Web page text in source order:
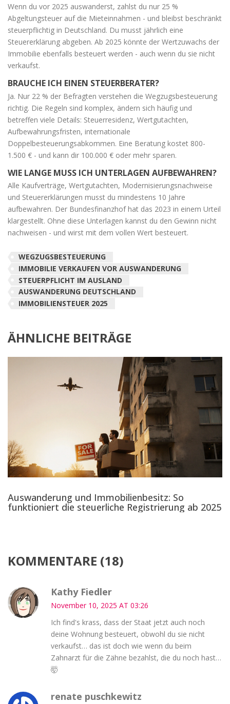
Wenn du vor 2025 auswanderst, zahlst du nur 25 %
Abgeltungsteuer auf die Mieteinnahmen - und bleibst beschränkt
steuerpflichtig in Deutschland. Du musst jährlich eine
Steuererklärung abgeben. Ab 2025 könnte der Wertzuwachs der
Immobilie ebenfalls besteuert werden - auch wenn du sie nicht
verkaufst.
BRAUCHE ICH EINEN STEUERBERATER?
Ja. Nur 22 % der Befragten verstehen die Wegzugsbesteuerung
richtig. Die Regeln sind komplex, ändern sich häufig und
betreffen viele Details: Steuerresidenz, Wertgutachten,
Aufbewahrungsfristen, internationale
Doppelbesteuerungsabkommen. Eine Beratung kostet 800-
1.500 € - und kann dir 100.000 € oder mehr sparen.
WIE LANGE MUSS ICH UNTERLAGEN AUFBEWAHREN?
Alle Kaufverträge, Wertgutachten, Modernisierungsnachweise
und Steuererklärungen musst du mindestens 10 Jahre
aufbewahren. Der Bundesfinanzhof hat das 2023 in einem Urteil
klargestellt. Ohne diese Unterlagen kannst du den Gewinn nicht
nachweisen - und wirst mit dem vollen Wert besteuert.
WEGZUGSBESTEUERUNG
IMMOBILIE VERKAUFEN VOR AUSWANDERUNG
STEUERPFLICHT IM AUSLAND
AUSWANDERUNG DEUTSCHLAND
IMMOBILIENSTEUER 2025
ÄHNLICHE BEITRÄGE
Auswanderung und Immobilienbesitz: So
funktioniert die steuerliche Registrierung ab 2025
KOMMENTARE (18)
Kathy Fiedler
November 10, 2025 AT 03:26
Ich find's krass, dass der Staat jetzt auch noch
deine Wohnung besteuert, obwohl du sie nicht
verkaufst… das ist doch wie wenn du beim
Zahnarzt für die Zähne bezahlst, die du noch hast…
🤯
renate puschkewitz